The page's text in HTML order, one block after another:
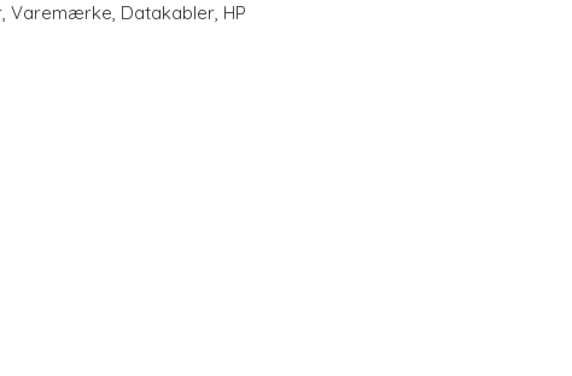
, Varemærke, Datakabler, HP